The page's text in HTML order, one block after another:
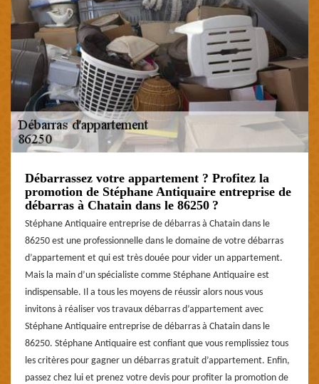
Débarrassez votre appartement ? Profitez la
promotion de Stéphane Antiquaire entreprise de
débarras à Chatain dans le 86250 ?
Stéphane Antiquaire entreprise de débarras à Chatain dans le
86250 est une professionnelle dans le domaine de votre débarras
d’appartement et qui est très douée pour vider un appartement.
Mais la main d’un spécialiste comme Stéphane Antiquaire est
indispensable. Il a tous les moyens de réussir alors nous vous
invitons à réaliser vos travaux débarras d’appartement avec
Stéphane Antiquaire entreprise de débarras à Chatain dans le
86250. Stéphane Antiquaire est confiant que vous remplissiez tous
les critères pour gagner un débarras gratuit d’appartement. Enfin,
passez chez lui et prenez votre devis pour profiter la promotion de